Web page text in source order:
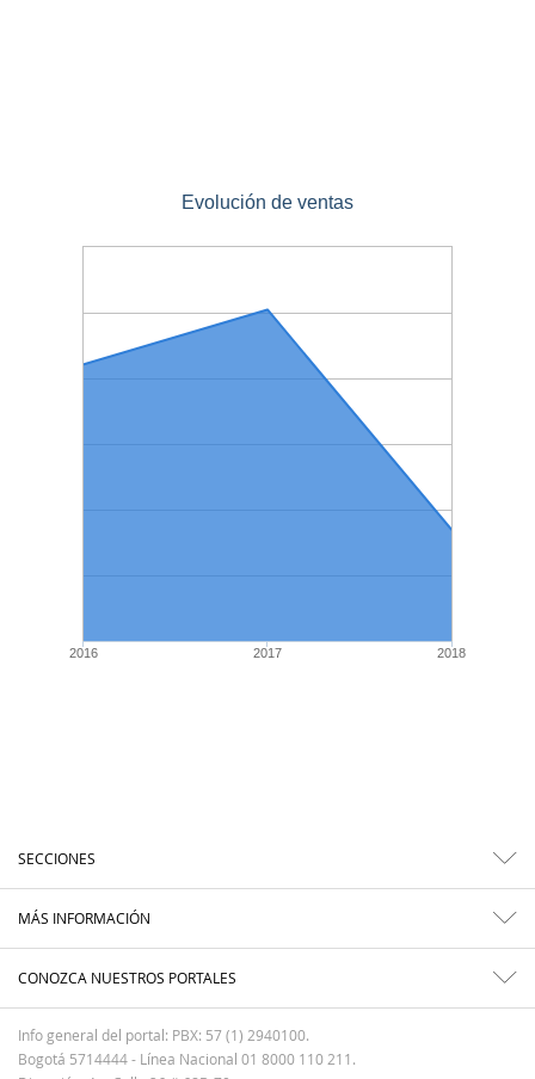
Evolución de ventas
2016 2017 2018
SECCIONES
MÁS INFORMACIÓN
CONOZCA NUESTROS PORTALES
Info general del portal: PBX: 57 (1) 2940100.
Bogotá 5714444 - Línea Nacional 01 8000 110 211.